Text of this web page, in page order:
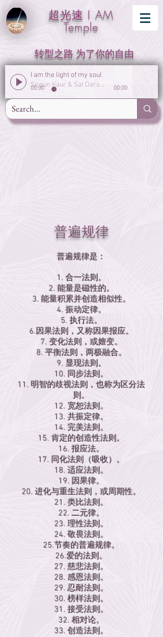
超光速 I AM
Temple
转型之路 为了你的自由
I am the light of my soul
Sirgun Kaur & Sat Darshan Singh
00:00 00:00
普遍规律
普遍规律是：
1. 合一法则。
2. 能量是磁性的。
3. 能量积累并创造相似性。
4. 振动定律。
5. 执行法。
6.因果法则，又称因果报应。
7. 变化法则，或嬗变。
8. 平衡法则，两极融合。
9. 显现法则。
10. 同步法则。
11. 明智的歧视法则，也称为区分法
则。
12. 宽恕法则。
13. 共振定律。
14. 完美法则。
15. 肯定的创造性法则。
16. 报应法。
17. 同化法则（吸收）。
18. 适应法则。
19. 因果律。
20. 进化与重生法则，或周期性。
21. 类比法则。
22. 二元律。
23. 理性法则。
24. 敬畏法则。
25.节奏的普遍规律。
26.爱的法则。
27. 慈悲法则。
28. 感恩法则。
29. 忍耐法则。
30. 榜样法则。
31. 接受法则。
32. 相对论。
33. 创造法则。